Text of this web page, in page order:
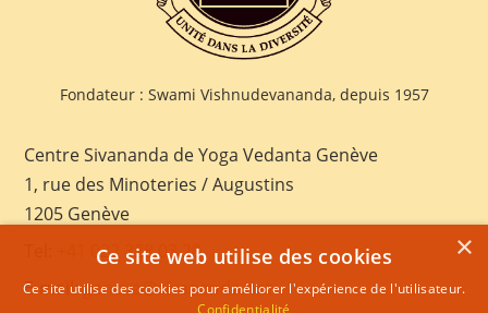
Fondateur : Swami Vishnudevananda, depuis 1957
Centre Sivananda de Yoga Vedanta Genève
1, rue des Minoteries / Augustins
1205 Genève
+41 022 328 03 28
E-mail:geneva@sivananda.net
×
Ce site web utilise des cookies
Ce site utilise des cookies pour améliorer l'expérience de l'utilisateur.
Confidentialité